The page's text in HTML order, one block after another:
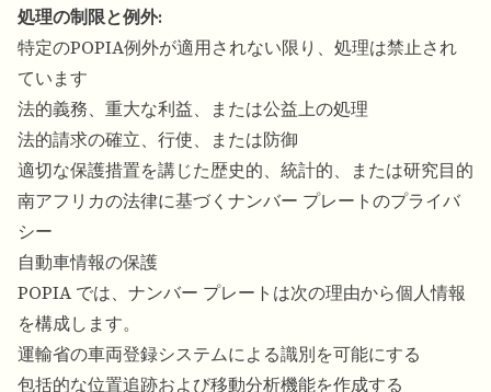
処理の制限と例外:
特定のPOPIA例外が適用されない限り、処理は禁止され
ています
法的義務、重大な利益、または公益上の処理
法的請求の確立、行使、または防御
適切な保護措置を講じた歴史的、統計的、または研究目的
南アフリカの法律に基づくナンバー プレートのプライバ
シー
自動車情報の保護
POPIA では、ナンバー プレートは次の理由から個人情報
を構成します。
運輸省の車両登録システムによる識別を可能にする
包括的な位置追跡および移動分析機能を作成する